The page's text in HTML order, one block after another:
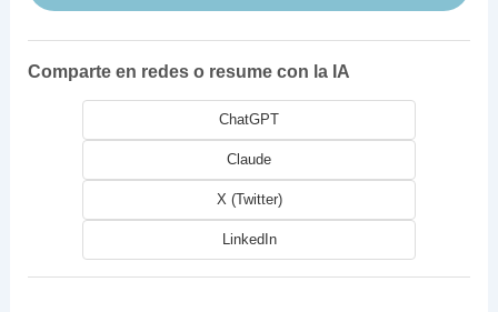
Comparte en redes o resume con la IA
ChatGPT
Claude
X (Twitter)
LinkedIn